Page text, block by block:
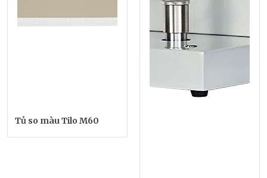
Tủ so màu Tilo M60